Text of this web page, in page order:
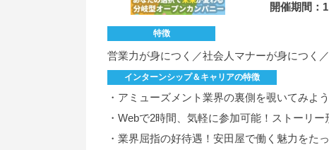
開催期間：1
特徴
営業力が身につく／社会人マナーが身につく
インターンシップ＆キャリアの特徴
・アミューズメント業界の裏側を覗いてみよ
・Webで2時間、気軽に参加可能！ストーリ
・業界屈指の好待遇！安田屋で働く魅力をた